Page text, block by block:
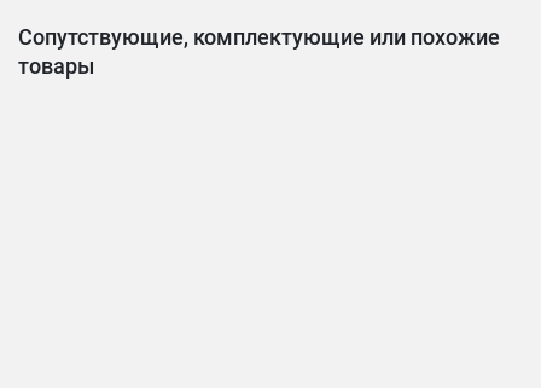
Сопутствующие, комплектующие или похожие
товары